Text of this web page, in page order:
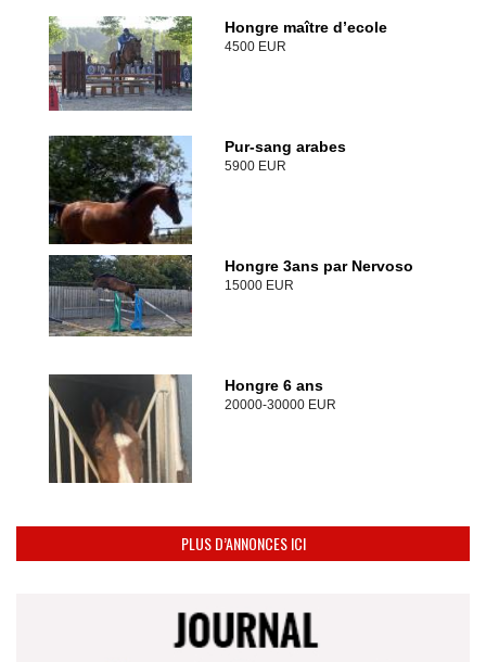
Hongre maître d’ecole
4500 EUR
Pur-sang arabes
5900 EUR
Hongre 3ans par Nervoso
15000 EUR
Hongre 6 ans
20000-30000 EUR
PLUS D’ANNONCES ICI